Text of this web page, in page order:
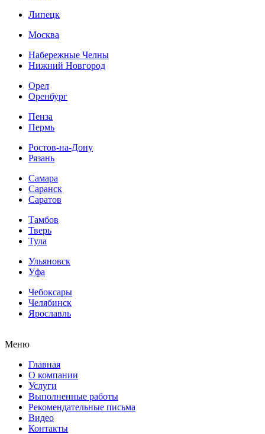
Липецк
Москва
Набережные Челны
Нижний Новгород
Орел
Оренбург
Пенза
Пермь
Ростов-на-Дону
Рязань
Самара
Саранск
Саратов
Тамбов
Тверь
Тула
Ульяновск
Уфа
Чебоксары
Челябинск
Ярославль
Меню
Главная
О компании
Услуги
Выполненные работы
Рекомендательные письма
Видео
Контакты